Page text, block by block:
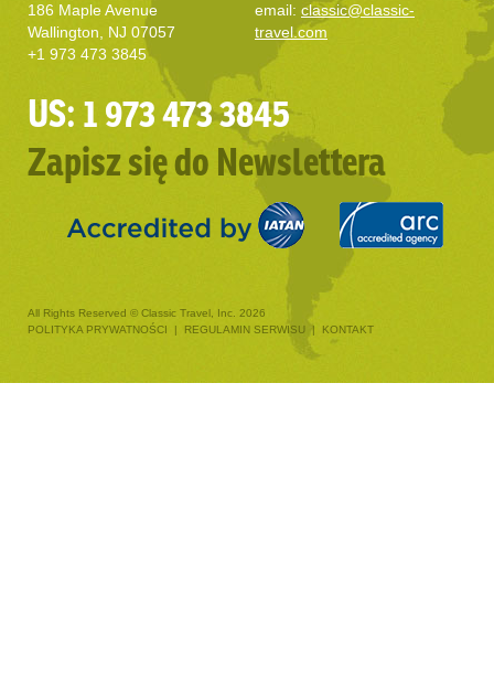
186 Maple Avenue
Wallington, NJ 07057
+1 973 473 3845
email: classic@classic-
travel.com
US: 1 973 473 3845
Zapisz się do Newslettera
All Rights Reserved © Classic Travel, Inc. 2026
POLITYKA PRYWATNOŚCI
| REGULAMIN SERWISU | KONTAKT